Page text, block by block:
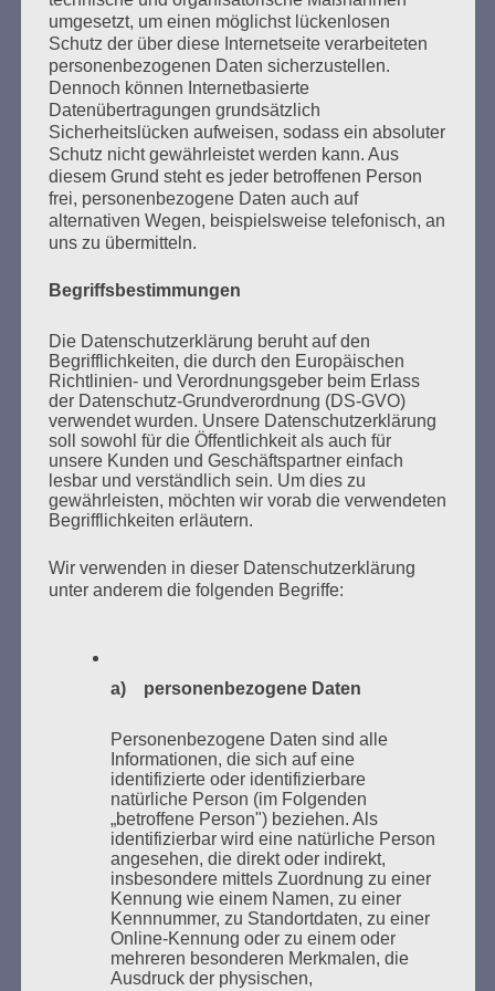
gewesen. Aber ihr seid da. Wir bauen auf euch. Ich
vertraue euch, liebe Freundinnen und Freunde! Eine
bessere Welt ist möglich.
Esther Bejarano - 6. September 2019
SUCHEN
MARATHONLESUNG AUS DEN
VERBRANNTEN BÜCHERN
Kaifu-Ufer – genau an dem Ort, wo im Mai 1933 NS-
Bücher verbrannten.
Weitere Informationen:lesezeichen-setzen.de
GEDENKEN UND ERINNERN BEGINNT IN
UNSERER NACHBARSCHAFT
umgesetzt, um einen möglichst lückenlosen
Schutz der über diese Internetseite verarbeiteten
personenbezogenen Daten sicherzustellen.
Dennoch können Internetbasierte
Datenübertragungen grundsätzlich
Sicherheitslücken aufweisen, sodass ein absoluter
Schutz nicht gewährleistet werden kann. Aus
diesem Grund steht es jeder betroffenen Person
frei, personenbezogene Daten auch auf
alternativen Wegen, beispielsweise telefonisch, an
uns zu übermitteln.
Begriffsbestimmungen
Die Datenschutzerklärung beruht auf den
Begrifflichkeiten, die durch den Europäischen
Richtlinien- und Verordnungsgeber beim Erlass
der Datenschutz-Grundverordnung (DS-GVO)
verwendet wurden. Unsere Datenschutzerklärung
soll sowohl für die Öffentlichkeit als auch für
unsere Kunden und Geschäftspartner einfach
lesbar und verständlich sein. Um dies zu
gewährleisten, möchten wir vorab die verwendeten
Begrifflichkeiten erläutern.
Wir verwenden in dieser Datenschutzerklärung
unter anderem die folgenden Begriffe:
a) personenbezogene Daten
Personenbezogene Daten sind alle
Informationen, die sich auf eine
identifizierte oder identifizierbare
natürliche Person (im Folgenden
„betroffene Person") beziehen. Als
identifizierbar wird eine natürliche Person
angesehen, die direkt oder indirekt,
insbesondere mittels Zuordnung zu einer
Kennung wie einem Namen, zu einer
Kennnummer, zu Standortdaten, zu einer
Online-Kennung oder zu einem oder
mehreren besonderen Merkmalen, die
Ausdruck der physischen,